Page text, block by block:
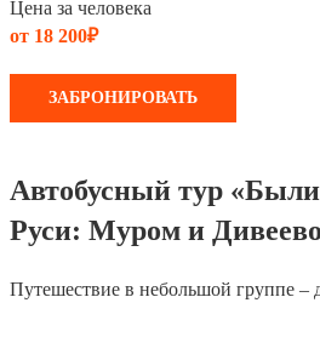
Цена за человека
от 18 200₽
ЗАБРОНИРОВАТЬ
Автобусный тур
Руси: Муром и
Путешествие в небольшой группе –